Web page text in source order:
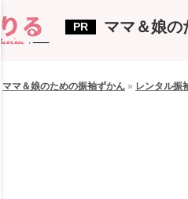
ママ＆娘の
ママ＆娘のための振袖ずかん » レンタル振